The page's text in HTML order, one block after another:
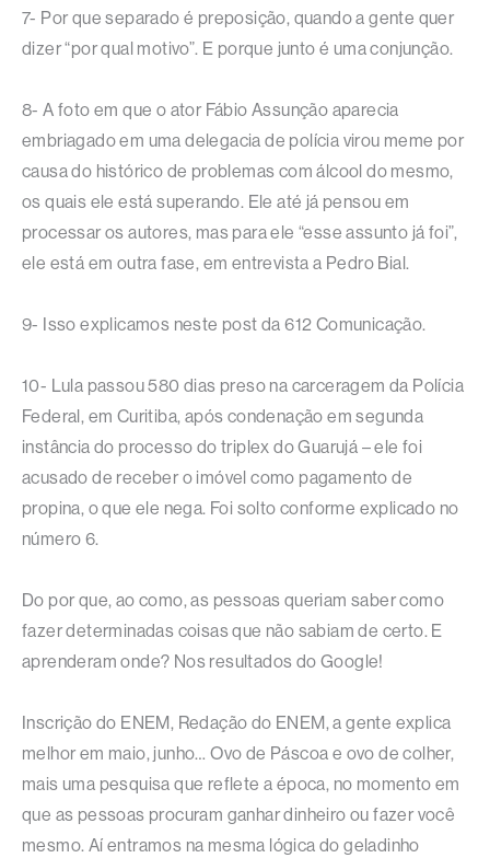
7- Por que separado é preposição, quando a gente quer
dizer “por qual motivo”. E porque junto é uma conjunção.
8- A foto em que o ator Fábio Assunção aparecia
embriagado em uma delegacia de polícia virou meme por
causa do histórico de problemas com álcool do mesmo,
os quais ele está superando. Ele até já pensou em
processar os autores, mas para ele “esse assunto já foi”,
ele está em outra fase, em entrevista a Pedro Bial.
9- Isso explicamos neste post da 612 Comunicação.
10- Lula passou 580 dias preso na carceragem da Polícia
Federal, em Curitiba, após condenação em segunda
instância do processo do triplex do Guarujá – ele foi
acusado de receber o imóvel como pagamento de
propina, o que ele nega. Foi solto conforme explicado no
número 6.
Do por que, ao como, as pessoas queriam saber como
fazer determinadas coisas que não sabiam de certo. E
aprenderam onde? Nos resultados do Google!
Inscrição do ENEM, Redação do ENEM, a gente explica
melhor em maio, junho… Ovo de Páscoa e ovo de colher,
mais uma pesquisa que reflete a época, no momento em
que as pessoas procuram ganhar dinheiro ou fazer você
mesmo. Aí entramos na mesma lógica do geladinho